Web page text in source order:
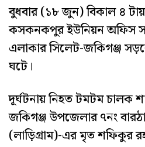
বুধবার (১৮ জুন) বিকাল ৪
কসকনকপুর ইউনিয়ন অফিস
এলাকার সিলেট-জকিগঞ্জ
ঘটে।
দূর্ঘটনায় নিহত টমটম চালক
জকিগঞ্জ উপজেলার ৭নং
(লাড়িগ্রাম)-এর মৃত শফিকুর